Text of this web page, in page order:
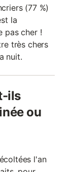
(77 %)
la
pas cher !
très chers
nuit.
ils
ou
l'an